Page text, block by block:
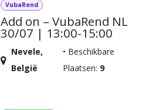
VubaRend
Add on – VubaRend NL
30/07 | 13:00-15:00
Nevele,
België
• Beschikbare
Plaatsen: 9